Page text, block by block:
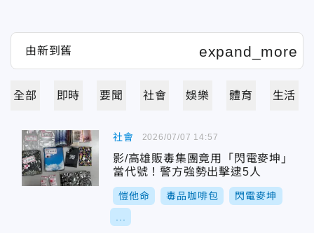
全部 即時 要聞 社會 娛樂 體育 生活
社會
影/高雄販毒集團竟用「閃電麥坤」
當代號！警方強勢出擊逮5人
愷他命 毒品咖啡包 閃電麥坤
2026/07/07 14:57